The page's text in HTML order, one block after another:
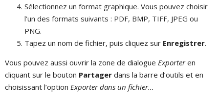
Sélectionnez un format graphique. Vous pouvez choisir
l’un des formats suivants : PDF, BMP, TIFF, JPEG ou
PNG.
Tapez un nom de fichier, puis cliquez sur Enregistrer.
Vous pouvez aussi ouvrir la zone de dialogue Exporteren
cliquant sur le bouton Partager dans la barre d’outils et en
choisissant l’option Exporter dans un fichier…